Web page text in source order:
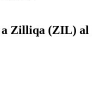
a Zilliqa (ZIL) al